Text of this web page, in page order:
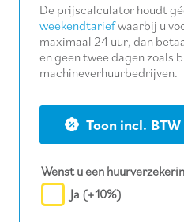
De prijscalculator houdt
weekendtariefwaarbij u
maximaal 24 uur, dan
en geen twee dagen zoals
machineverhuurbedrijven.
BTW
Wenst u een
Ja (+10%)